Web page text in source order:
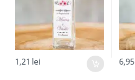
1,21 lei 6,95